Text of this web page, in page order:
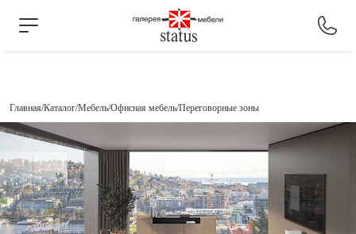
Главная Каталог Мебель Офисная мебель Переговорные зоны